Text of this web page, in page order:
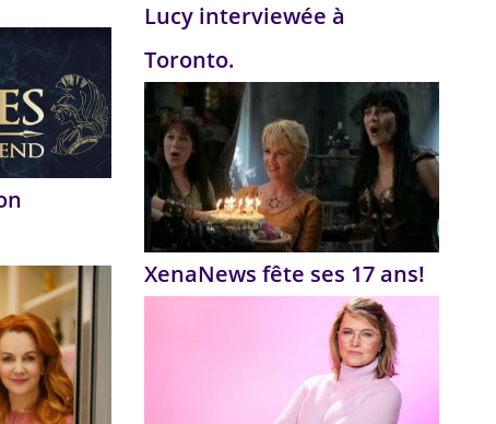
Lucy interviewée à
Toronto.
XenaNews fête ses 17 ans!